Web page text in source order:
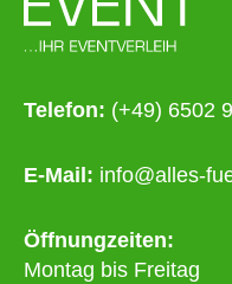
Telefon: (+49) 6502
E-Mail: info@alles-
Öffnungzeiten:
Montag bis Freitag